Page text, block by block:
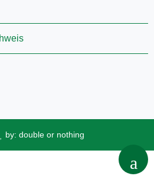
by: double or nothing